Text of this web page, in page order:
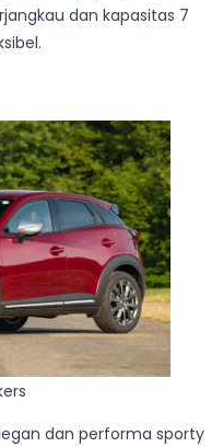
dan kapasitas 7
dan performa sporty